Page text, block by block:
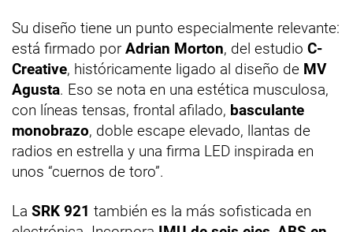
Su diseño tiene un punto especialmente relevante:
está firmado por Adrian Morton, del estudio C-
Creative, históricamente ligado al diseño de MV
Agusta. Eso se nota en una estética musculosa,
con líneas tensas, frontal afilado, basculante
monobrazo, doble escape elevado, llantas de
radios en estrella y una firma LED inspirada en
unos “cuernos de toro”.
La SRK 921 también es la más sofisticada en